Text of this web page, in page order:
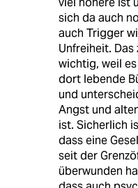
sich da auch
auch Trigger
Unfreiheit.
wichtig, weil
dort lebende
und
Angst und
ist. Sicherlich
dass eine
seit der
überwunden